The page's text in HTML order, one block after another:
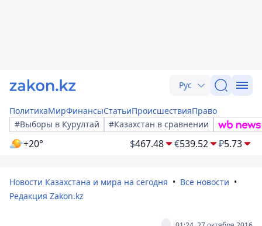
Рус
ПолитикаМирФинансыСтатьиПроисшествияПраво
#Выборы в Курултай
#Казахстан в сравнении
+20° $467.48 €539.52 ₽5.73
Новости Казахстана и мира на сегодня
Все новости
Редакция Zakon.kz